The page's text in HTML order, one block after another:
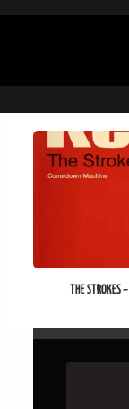
THE STROKES